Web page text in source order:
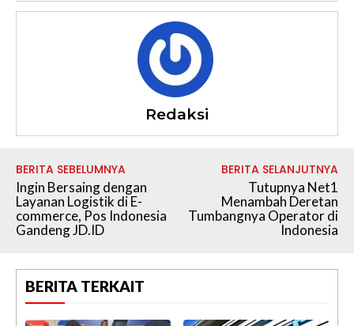
Redaksi
BERITA SEBELUMNYA
Ingin Bersaing dengan
Layanan Logistik di E-
commerce, Pos Indonesia
Gandeng JD.ID
BERITA SELANJUTNYA
Tutupnya Net1
Menambah Deretan
Tumbangnya Operator di
Indonesia
BERITA TERKAIT